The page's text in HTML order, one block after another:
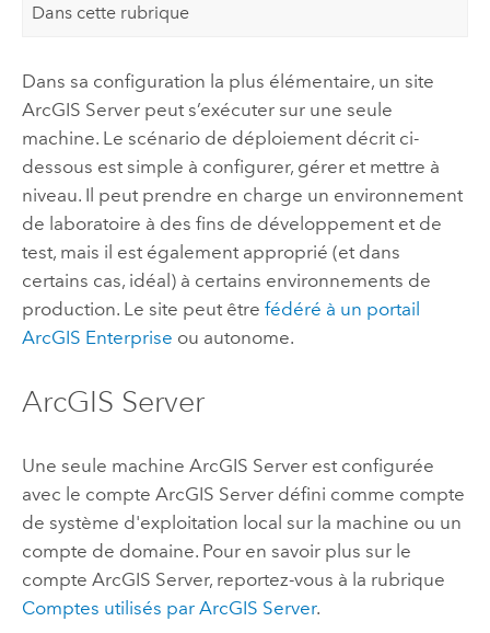
Dans cette rubrique
Dans sa configuration la plus élémentaire, un site
ArcGIS Serverpeut s’exécuter sur une seule
machine. Le scénario de déploiement décrit ci-
dessous est simple à configurer, gérer et mettre à
niveau. Il peut prendre en charge un environnement
de laboratoire à des fins de développement et de
test, mais il est également approprié (et dans
certains cas, idéal) à certains environnements de
production. Le site peut être fédéré à un portail
ArcGIS Enterprise ou autonome.
ArcGIS Server
Une seule machine ArcGIS Serverest configurée
avec le compte ArcGIS Serverdéfini comme compte
de système d'exploitation local sur la machine ou un
compte de domaine. Pour en savoir plus sur le
compte ArcGIS Server, reportez-vous à la rubrique
Comptes utilisés par ArcGIS Server.